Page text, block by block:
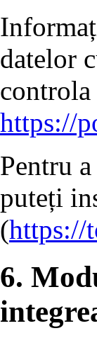
datelor
https://
Pentru
puteți
(https://
6.